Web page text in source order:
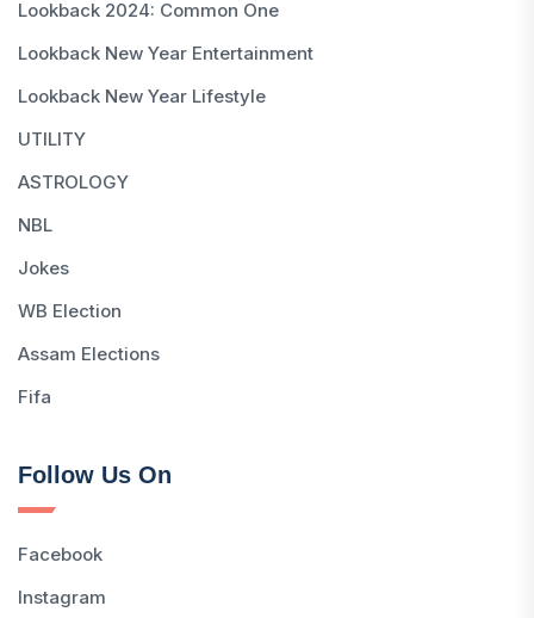
Lookback 2024: Common One
Lookback New Year Entertainment
Lookback New Year Lifestyle
UTILITY
ASTROLOGY
NBL
Jokes
WB Election
Assam Elections
Fifa
Follow Us On
Facebook
Instagram